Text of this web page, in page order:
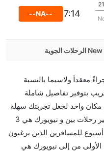
17:14
--NA--
الجوية الأخرى؟
على هذا الطريق،
إضافية للنوم؟
الأعمال توفر مساحة
معقداً ولاسيما بالنسبة
بتوفير تفاصيل شاملة
مكان واحد لجعل تجربتك سهلة
ومريحة وإن الخطوط الجوية التي تسير رحلات بين و نيويورك هي 3
كل أسبوع للمسافرين الذين يرغبون
من إلى نيويورك هي